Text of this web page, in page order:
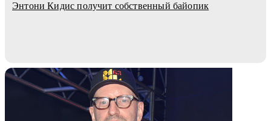
Энтони Кидис получит собственный байопик